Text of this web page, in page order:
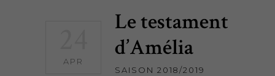
APR
Le testament
d’Amélia
SAISON 2018/2019